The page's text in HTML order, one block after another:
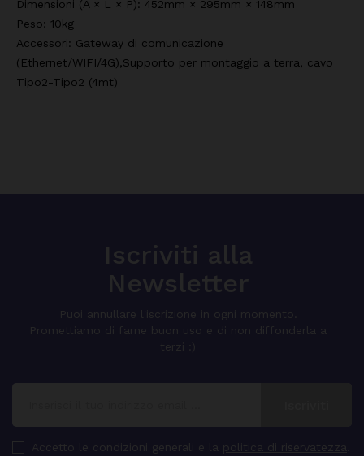
Dimensioni (A × L × P): 452mm × 295mm × 148mm
Peso: 10kg
Accessori: Gateway di comunicazione
(Ethernet/WIFI/4G),Supporto per montaggio a terra, cavo
Tipo2-Tipo2 (4mt)
Iscriviti alla
Newsletter
Puoi annullare l'iscrizione in ogni momento.
Promettiamo di farne buon uso e di non diffonderla a
terzi :)
Accetto le condizioni generali e la politica di riservatezza